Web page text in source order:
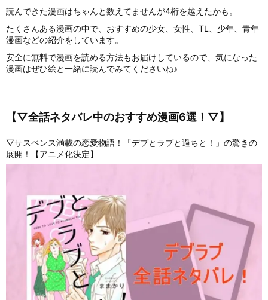
読んできた漫画はちゃんと数えてませんが4桁を越えたかも。
たくさんある漫画の中で、おすすめの少女、女性、TL、少年、青年
漫画などの紹介をしています。
安全に無料で漫画を読める方法もお届けしているので、気になった
漫画はぜひ絵と一緒に読んでみてくださいね♪
【▽全話ネタバレ中のおすすめ漫画6選！▽】
▽サスペンス満載の恋愛物語！「デブとラブと過ちと！」の驚きの
展開！【アニメ化決定】